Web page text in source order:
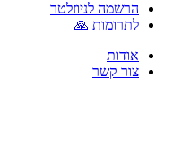
הרשמה לניוזלטר
לתרומות 🙏
אודות
צור קשר